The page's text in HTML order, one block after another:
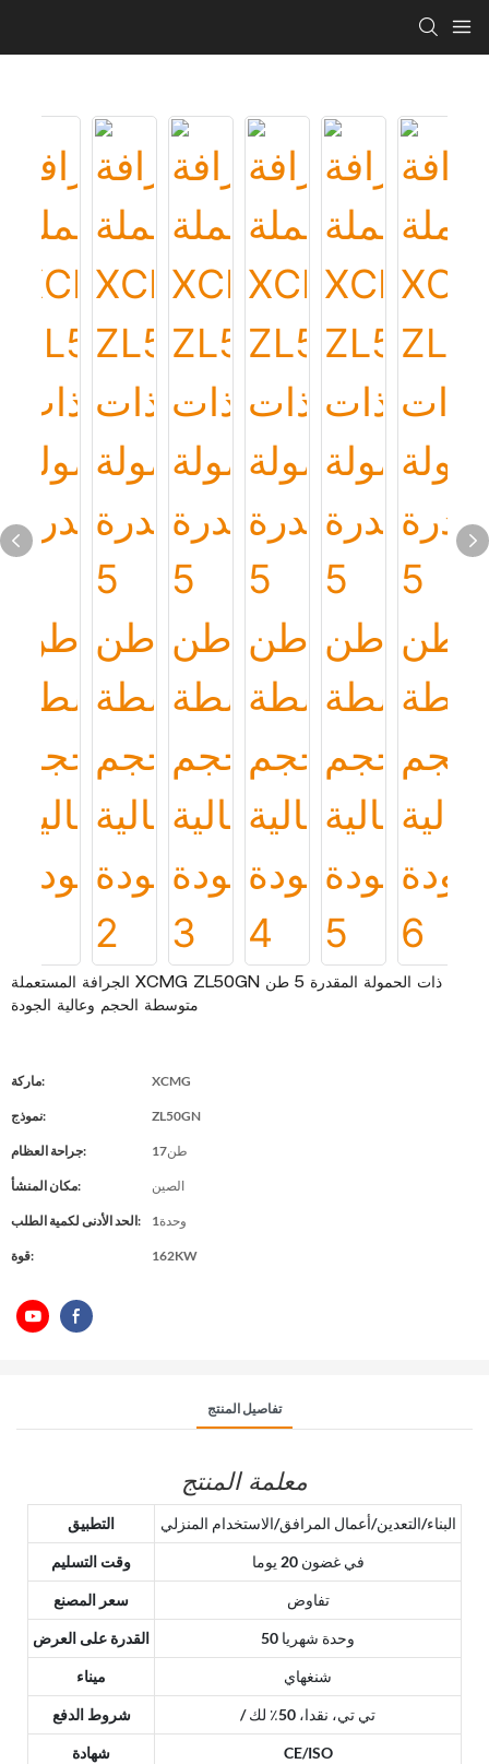
الجرافة المستعملة XCMG ZL50GN ذات الحمولة المقدرة 5 طن
متوسطة الحجم وعالية الجودة
ماركة: XCMG
نموذج: ZL50GN
جراحة العظام: طن17
مكان المنشأ: الصين
الحد الأدنى لكمية الطلب: وحدة1
قوة: 162KW
تفاصيل المنتج
معلمة المنتج
التطبيق البناء/التعدين/أعمال المرافق/الاستخدام المنزلي
وقت التسليم في غضون 20 يوما
سعر المصنع تفاوض
القدرة على العرض 50 وحدة شهريا
ميناء شنغهاي
شروط الدفع / تي تي، نقدا، 50٪ لك
شهادة CE/ISO